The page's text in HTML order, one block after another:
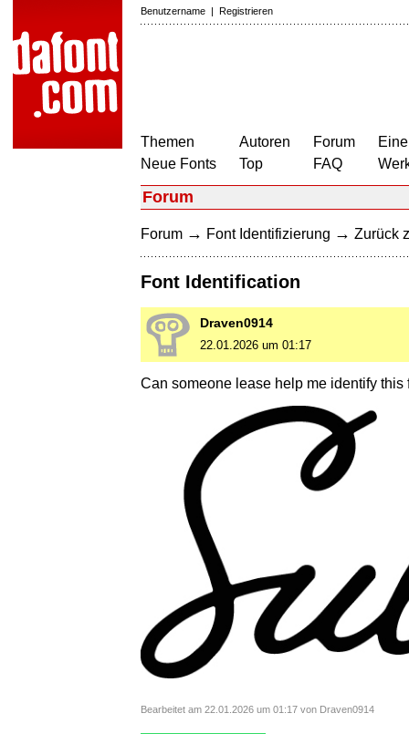
Benutzername | Registrieren
Themen
Neue Fonts
Autoren
Top
Forum
FAQ
Forum
Forum → Font Identifizierung → Zurück
Font Identification
Draven0914
22.01.2026 um 01:17
Can someone lease help me identify this
Bearbeitet am 22.01.2026 um 01:17 von Draven0914